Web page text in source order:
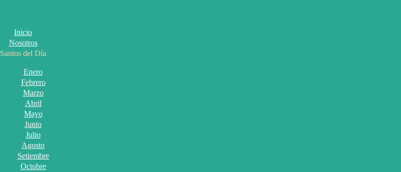
Inicio
Nosotros
Santos del Día
Enero
Febrero
Marzo
Abril
Mayo
Junio
Julio
Agosto
Setiembre
Octubre